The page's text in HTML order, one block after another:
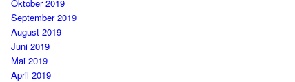
Oktober 2019
September 2019
August 2019
Juni 2019
Mai 2019
April 2019